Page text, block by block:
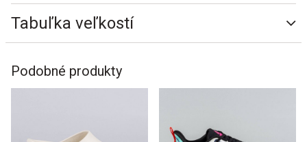
Tabuľka veľkostí
Podobné produkty